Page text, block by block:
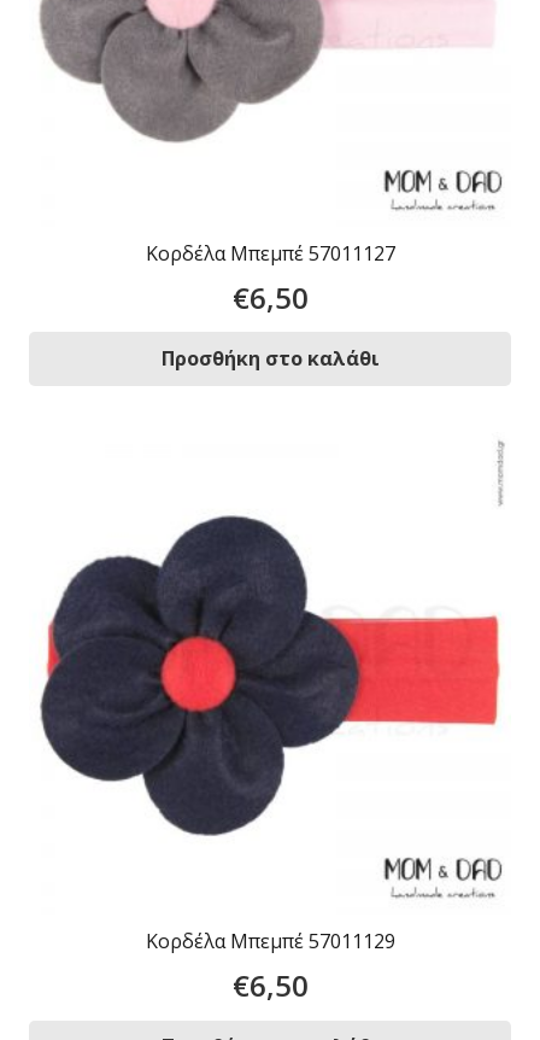
Κορδέλα Μπεμπέ 57011127
€6,50
Προσθήκη στο καλάθι
Κορδέλα Μπεμπέ 57011129
€6,50